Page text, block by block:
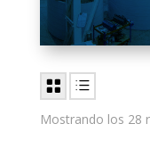
Mostrando los 28